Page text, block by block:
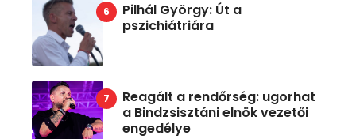
Pilhál György: Út a
pszichiátriára
Reagált a rendőrség: ugorhat
a Bindzsisztáni elnök vezetői
engedélye